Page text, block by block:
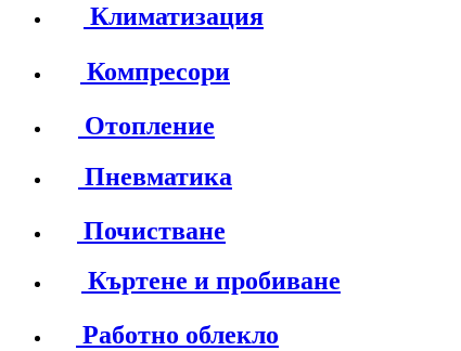
Климатизация
Компресори
Отопление
Пневматика
Почистване
Къртене и пробиване
Работно облекло